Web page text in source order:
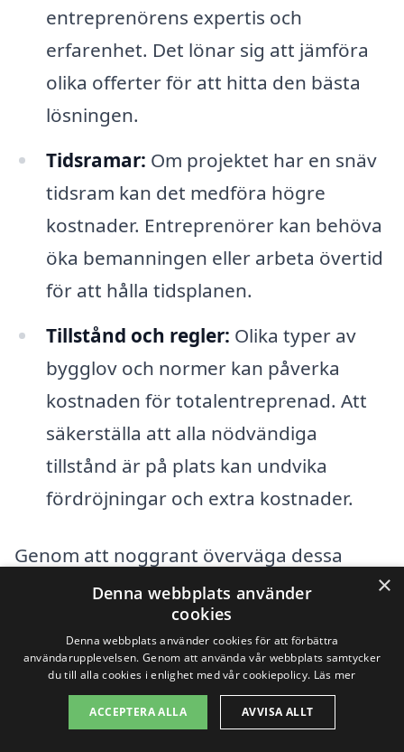
entreprenörens expertis och
erfarenhet. Det lönar sig att jämföra
olika offerter för att hitta den bästa
lösningen.
Tidsramar: Om projektet har en snäv
tidsram kan det medföra högre
kostnader. Entreprenörer kan behöva
öka bemanningen eller arbeta övertid
för att hålla tidsplanen.
Tillstånd och regler: Olika typer av
bygglov och normer kan påverka
kostnaden för totalentreprenad. Att
säkerställa att alla nödvändiga
tillstånd är på plats kan undvika
fördröjningar och extra kostnader.
Genom att noggrant överväga dessa
faktorer och att göra jämförelser mellan
olika erbjudanden från företag som
erbjuder totalentreprenad i Hjärup, kan
du få en bättre överblick över vad
kostnaderna kommer att bli. Vår
×
Denna webbplats använder
cookies
Denna webbplats använder cookies för att förbättra
användarupplevelsen. Genom att använda vår webbplats samtycker
du till alla cookies i enlighet med vår cookiepolicy. Läs mer
ACCEPTERA ALLA AVVISA ALLT